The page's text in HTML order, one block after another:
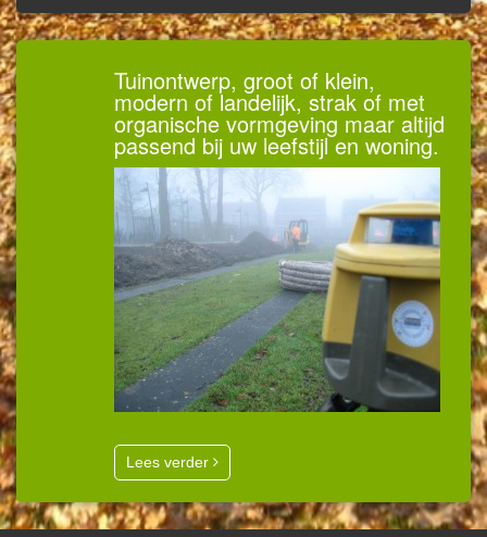
Tuinontwerp, groot of klein,
modern of landelijk, strak of met
organische vormgeving maar altijd
passend bij uw leefstijl en woning.
Lees verder